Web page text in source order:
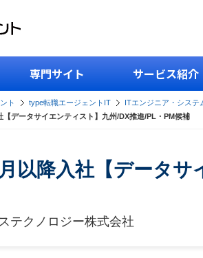
専門サイト サービス紹介
ト type転職エージェントIT ITエンジニア・システ
【データサイエンティスト】九州/DX推進/PL・PM候補
以降入社【データ
テクノロジー株式会社